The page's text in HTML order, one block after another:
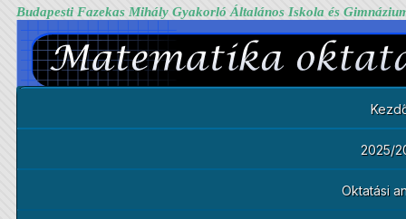
Budapesti Fazekas Mihály Gyakorló Általános Iskola és
2025/
Oktatási